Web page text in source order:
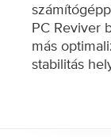
PC Reviver
más
stabilitás